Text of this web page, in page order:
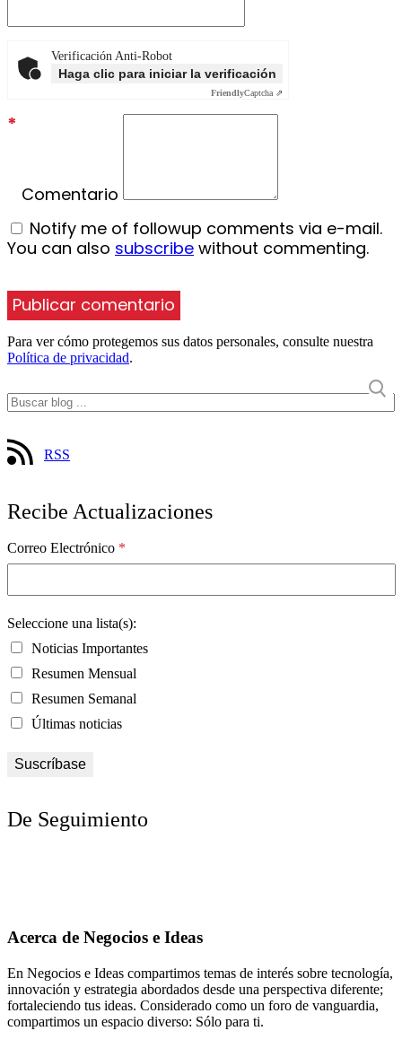
Verificación Anti-Robot
Haga clic para iniciar la verificación
FriendlyCaptcha ⇗
Comentario
*
Notify me of followup comments via e-mail.
You can also subscribe without commenting.
Para ver cómo protegemos sus datos personales, consulte nuestra
Política de privacidad.
RSS
Recibe Actualizaciones
Correo Electrónico *
Seleccione una lista(s):
Noticias Importantes
Resumen Mensual
Resumen Semanal
Últimas noticias
De Seguimiento
Acerca de Negocios e Ideas
En Negocios e Ideas compartimos temas de interés sobre tecnología,
innovación y estrategia abordados desde una perspectiva diferente;
fortaleciendo tus ideas. Considerado como un foro de vanguardia,
compartimos un espacio diverso: Sólo para ti.